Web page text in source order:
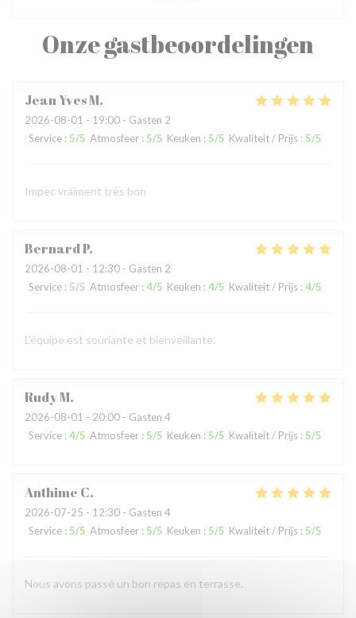
Onze gastbeoordelingen
Jean YvesM
2026-08-01 - 19:00 - Gasten 2
Service : 5/5 Atmosfeer : 5/5 Keuken : 5/5 Kwaliteit / Prijs : 5/5
Impec vraiment très bon
BernardP
2026-08-01 - 12:30 - Gasten 2
Service : 5/5 Atmosfeer : 4/5 Keuken : 4/5 Kwaliteit / Prijs : 4/5
L'équipe est souriante et bienveillante.
RudyM
2026-08-01 - 20:00 - Gasten 4
Service : 4/5 Atmosfeer : 5/5 Keuken : 5/5 Kwaliteit / Prijs : 5/5
Anthime C
2026-07-25 - 12:30 - Gasten 4
Service : 5/5 Atmosfeer : 5/5 Keuken : 5/5 Kwaliteit / Prijs : 5/5
Nous avons passé un bon repas en terrasse.